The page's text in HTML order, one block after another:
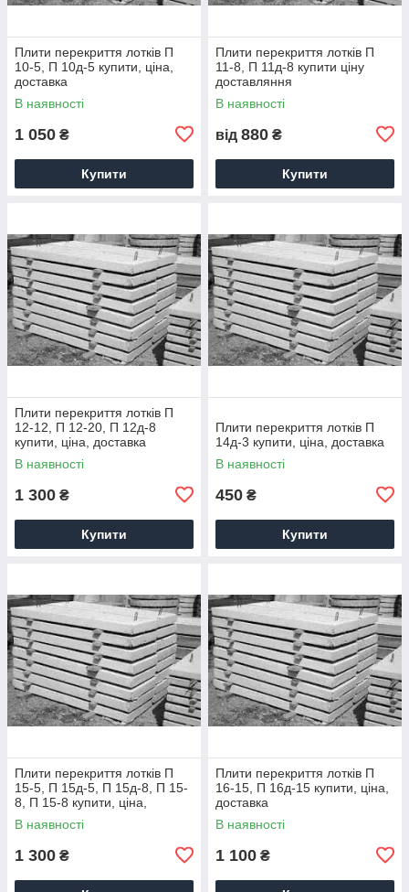
Плити перекриття лотків П
10-5, П 10д-5 купити, ціна,
доставка
В наявності
1 050 ₴
Купити
Плити перекриття лотків П
11-8, П 11д-8 купити ціну
доставляння
В наявності
від 880 ₴
Купити
Плити перекриття лотків П
12-12, П 12-20, П 12д-8
купити, ціна, доставка
В наявності
1 300 ₴
Купити
Плити перекриття лотків П
14д-3 купити, ціна, доставка
В наявності
450 ₴
Купити
Плити перекриття лотків П
15-5, П 15д-5, П 15д-8, П 15-
8, П 15-8 купити, ціна,
доставка
В наявності
1 300 ₴
Плити перекриття лотків П
16-15, П 16д-15 купити, ціна,
доставка
В наявності
1 100 ₴